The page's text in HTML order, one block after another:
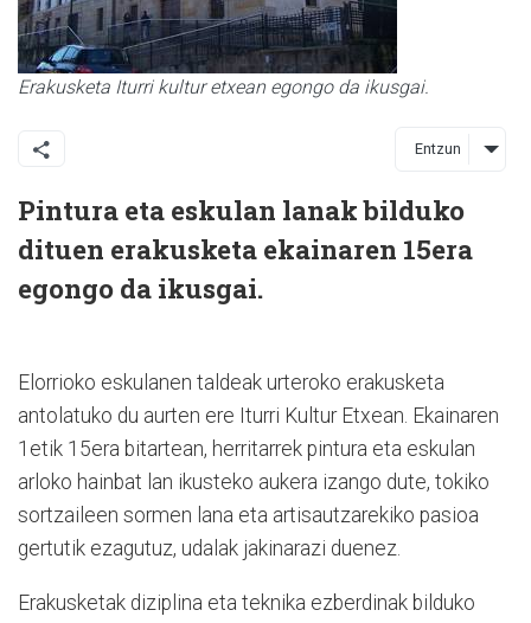
Erakusketa Iturri kultur etxean egongo da ikusgai.
Entzun
​​​​Pintura eta eskulan lanak bilduko
dituen erakusketa ekainaren 15era
egongo da ikusgai.
Elorrioko eskulanen taldeak urteroko erakusketa
antolatuko du aurten ere Iturri Kultur Etxean. Ekainaren
1etik 15era bitartean, herritarrek pintura eta eskulan
arloko hainbat lan ikusteko aukera izango dute, tokiko
sortzaileen sormen lana eta artisautzarekiko pasioa
gertutik ezagutuz, udalak jakinarazi duenez.
Erakusketak diziplina eta teknika ezberdinak bilduko